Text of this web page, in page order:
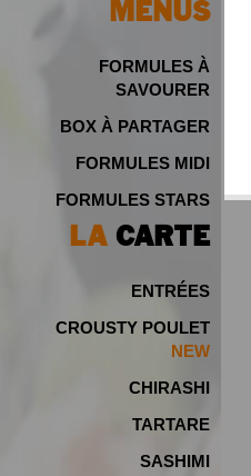
MENUS
FORMULES À
SAVOURER
BOX À PARTAGER
FORMULES MIDI
FORMULES STARS
LA CARTE
ENTRÉES
CROUSTY POULET
NEW
CHIRASHI
TARTARE
SASHIMI